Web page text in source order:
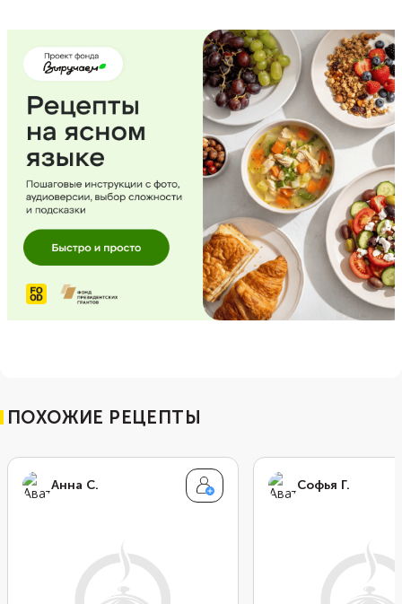
ПОХОЖИЕ РЕЦЕПТЫ
Анна С. Софья Г.